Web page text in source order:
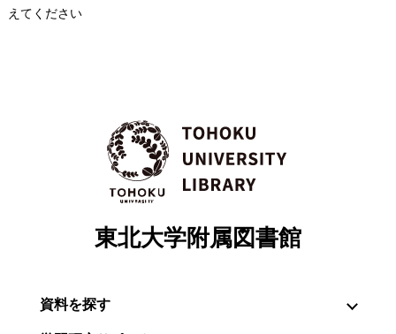
えてください
東北大学附属図書館
資料を探す